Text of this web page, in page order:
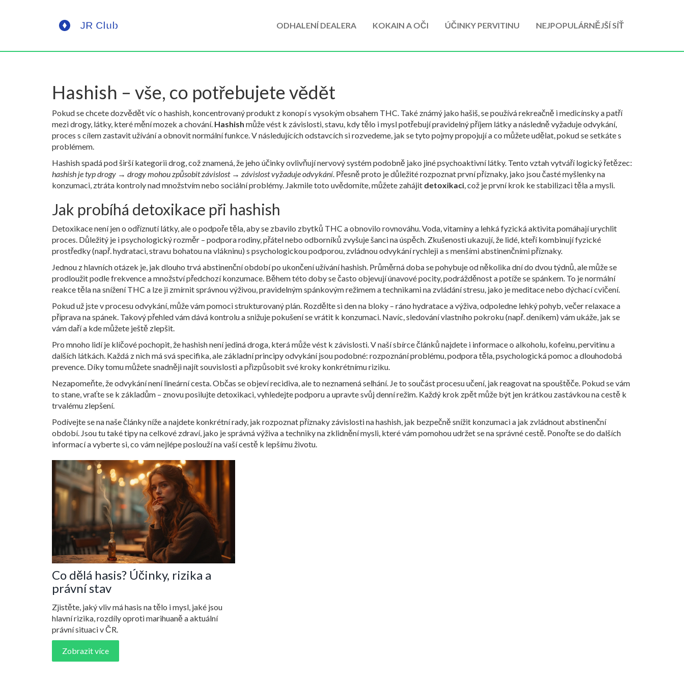
ODHALENÍ DEALERA KOKAIN A OČI ÚČINKY PERVITINU NEJPOPULÁRNĚJŠÍ SÍŤ
Hashish – vše, co potřebujete vědět
Pokud se chcete dozvědět víc o hashish, koncentrovaný produkt z konopí s vysokým obsahem THC. Také známý jako hašiš, se používá rekreačně i medicínsky a patří
mezidrogy, látky, které mění mozek a chování. Hashish může vést k závislosti,stavu, kdy tělo i mysl potřebují pravidelný příjem látkya následně vyžadujeodvykání,
proces s cílem zastavit užívání a obnovit normální funkce. V následujících odstavcích si rozvedeme, jak se tyto pojmy propojují a co můžete udělat, pokud se setkáte s
problémem.
Hashish spadá pod širší kategorii drog, což znamená, že jeho účinky ovlivňují nervový systém podobně jako jiné psychoaktivní látky. Tento vztah vytváří logický řetězec:
hashish je typ drogy → drogy mohou způsobit závislost → závislost vyžaduje odvykání. Přesně proto je důležité rozpoznat první příznaky, jako jsou časté myšlenky na
konzumaci, ztráta kontroly nad množstvím nebo sociální problémy. Jakmile toto uvědomíte, můžete zahájit detoxikaci, což je první krok ke stabilizaci těla a mysli.
Jak probíhá detoxikace při hashish
Detoxikace není jen o odříznutí látky, ale o podpoře těla, aby se zbavilo zbytků THC a obnovilo rovnováhu. Voda, vitamíny a lehká fyzická aktivita pomáhají urychlit
proces. Důležitý je i psychologický rozměr – podpora rodiny, přátel nebo odborníků zvyšuje šanci na úspěch. Zkušenosti ukazují, že lidé, kteří kombinují fyzické
prostředky (např. hydrataci, stravu bohatou na vlákninu) s psychologickou podporou, zvládnou odvykání rychleji a s menšími abstinenčními příznaky.
Jednou z hlavních otázek je, jak dlouho trvá abstinenční období po ukončení užívání hashish. Průměrná doba se pohybuje od několika dní do dvou týdnů, ale může se
prodloužit podle frekvence a množství předchozí konzumace. Během této doby se často objevují únavové pocity, podrážděnost a potíže se spánkem. To je normální
reakce těla na snížení THC a lze ji zmírnit správnou výživou, pravidelným spánkovým režimem a technikami na zvládání stresu, jako je meditace nebo dýchací cvičení.
Pokud už jste v procesu odvykání, může vám pomoci strukturovaný plán. Rozdělte si den na bloky – ráno hydratace a výživa, odpoledne lehký pohyb, večer relaxace a
příprava na spánek. Takový přehled vám dává kontrolu a snižuje pokušení se vrátit k konzumaci. Navíc, sledování vlastního pokroku (např. deníkem) vám ukáže, jak se
vám daří a kde můžete ještě zlepšit.
Pro mnoho lidí je klíčové pochopit, že hashish není jediná droga, která může vést k závislosti. V naší sbírce článků najdete i informace o alkoholu, kofeinu, pervitinu a
dalších látkách. Každá z nich má svá specifika, ale základní principy odvykání jsou podobné: rozpoznání problému, podpora těla, psychologická pomoc a dlouhodobá
prevence. Díky tomu můžete snadněji najít souvislosti a přizpůsobit své kroky konkrétnímu riziku.
Nezapomeňte, že odvykání není lineární cesta. Občas se objeví recidiva, ale to neznamená selhání. Je to součást procesu učení, jak reagovat na spouštěče. Pokud se vám
to stane, vraťte se k základům – znovu posilujte detoxikaci, vyhledejte podporu a upravte svůj denní režim. Každý krok zpět může být jen krátkou zastávkou na cestě k
trvalému zlepšení.
Podívejte se na naše články níže a najdete konkrétní rady, jak rozpoznat příznaky závislosti na hashish, jak bezpečně snížit konzumaci a jak zvládnout abstinenční
období. Jsou tu také tipy na celkové zdraví, jako je správná výživa a techniky na zklidnění mysli, které vám pomohou udržet se na správné cestě. Ponořte se do dalších
informací a vyberte si, co vám nejlépe poslouží na vaší cestě k lepšímu životu.
Co dělá hasis? Účinky, rizika a
právní stav
Zjistěte, jaký vliv má hasis na tělo i mysl, jaké jsou
hlavní rizika, rozdíly oproti marihuaně a aktuální
právní situaci v ČR.
Zobrazit více